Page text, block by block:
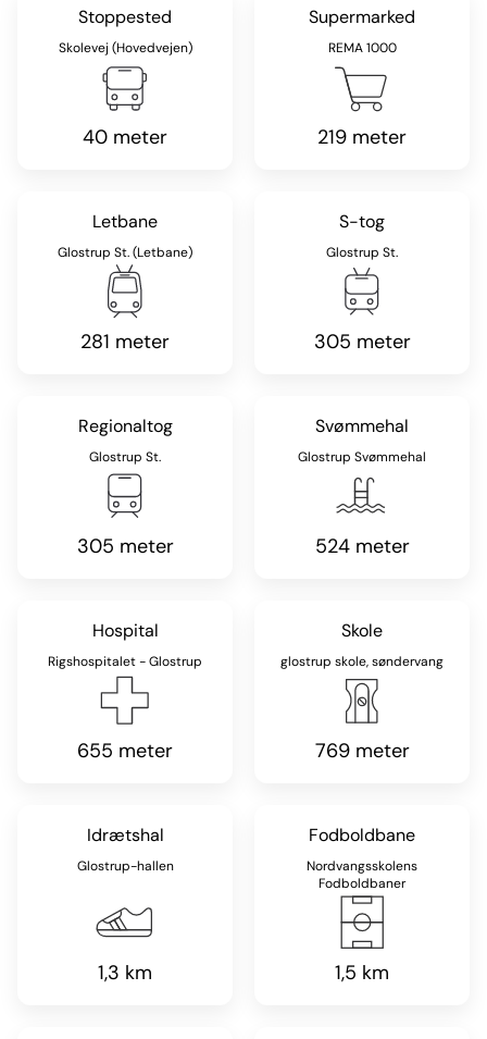
Stoppested
Skolevej (Hovedvejen)
40 meter
Supermarked
REMA 1000
219 meter
Letbane
Glostrup St. (Letbane)
281 meter
S-tog
Glostrup St.
305 meter
Regionaltog
Glostrup St.
305 meter
Svømmehal
Glostrup Svømmehal
524 meter
Hospital
Rigshospitalet - Glostrup
655 meter
Skole
glostrup skole, søndervang
769 meter
Idrætshal
Glostrup-hallen
1,3 km
Fodboldbane
Nordvangsskolens
Fodboldbaner
1,5 km